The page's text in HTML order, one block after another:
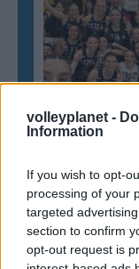
volleyplanet -
Information
If you wish to opt-
processing of your
targeted
section to confirm
opt-out request is